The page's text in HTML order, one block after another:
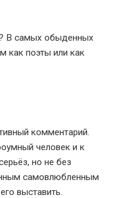
В самых обыденных
как поэты или как
комментарий.
человек и к
но не без
самовлюбленным
выставить.